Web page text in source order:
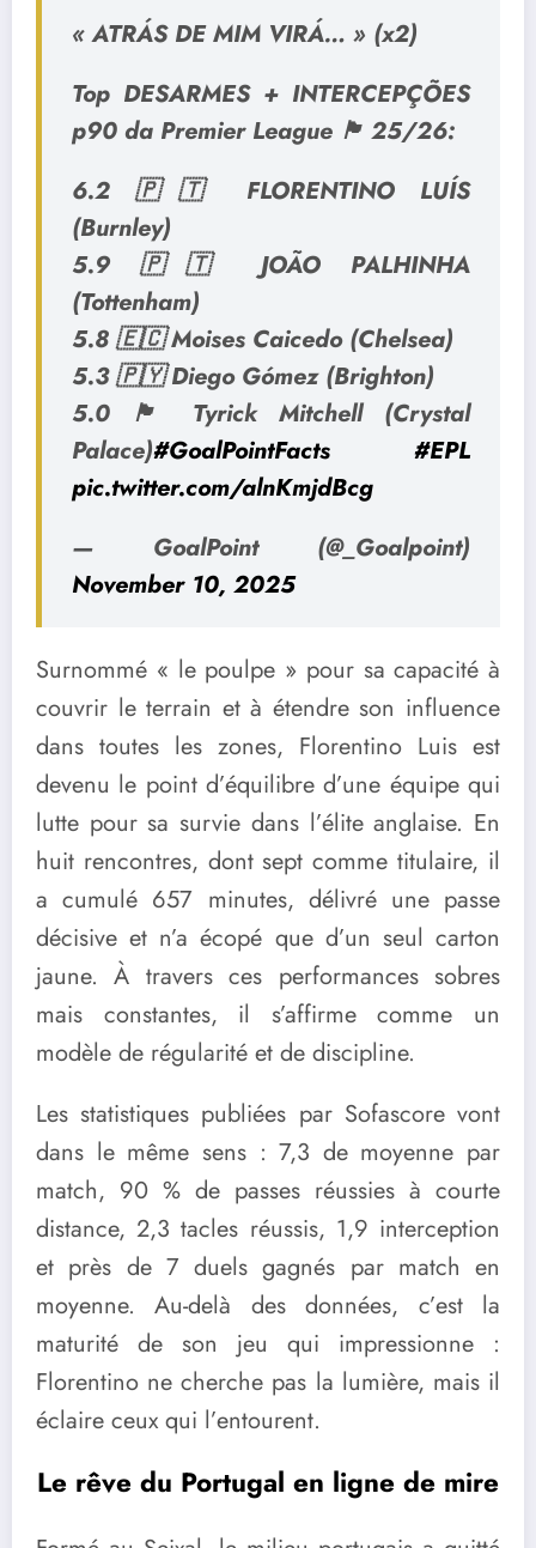
« ATRÁS DE MIM VIRÁ… » (x2)
Top DESARMES + INTERCEPÇÕES
p90 da Premier League 🏴󠁧󠁢󠁥󠁮󠁧󠁿 25/26:
6.2 🇵🇹 FLORENTINO LUÍS
(Burnley)
5.9 🇵🇹 JOÃO PALHINHA
(Tottenham)
5.8 🇪🇨 Moises Caicedo (Chelsea)
5.3 🇵🇾 Diego Gómez (Brighton)
5.0 🏴󠁧󠁢󠁥󠁮󠁧󠁿 Tyrick Mitchell (Crystal
Palace)#GoalPointFacts
#EPL
pic.twitter.com/alnKmjdBcg
— GoalPoint (@_Goalpoint)
November 10, 2025
Surnommé « le poulpe » pour sa capacité à
couvrir le terrain et à étendre son influence
dans toutes les zones, Florentino Luis est
devenu le point d’équilibre d’une équipe qui
lutte pour sa survie dans l’élite anglaise. En
huit rencontres, dont sept comme titulaire, il
a cumulé 657 minutes, délivré une passe
décisive et n’a écopé que d’un seul carton
jaune. À travers ces performances sobres
mais constantes, il s’affirme comme un
modèle de régularité et de discipline.
Les statistiques publiées par Sofascore vont
dans le même sens : 7,3 de moyenne par
match, 90 % de passes réussies à courte
distance, 2,3 tacles réussis, 1,9 interception
et près de 7 duels gagnés par match en
moyenne. Au-delà des données, c’est la
maturité de son jeu qui impressionne :
Florentino ne cherche pas la lumière, mais il
éclaire ceux qui l’entourent.
Le rêve du Portugal en ligne de mire